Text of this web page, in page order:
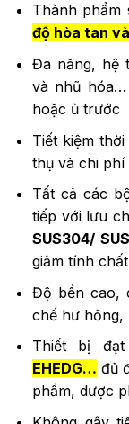
Thành
độ hòa tan
Đa năng, hệ
và nhũ
hoặc ủ trước
Tiết kiệm
thụ và chi phí
Tất cả các
tiếp với lưu
SUS304/
giảm tính
Độ bền cao,
chế hư hỏng,
Thiết bị đạt
EHEDG… đủ
phẩm, dược